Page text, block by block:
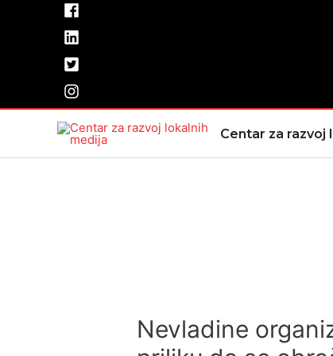
Centar za razvoj
Nevladine